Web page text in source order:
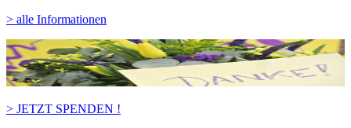
> alle Informationen
> JETZT SPENDEN !